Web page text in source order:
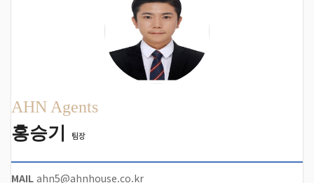
AHN Agents
홍승기 팀장
MAIL ahn5@ahnhouse.co.kr